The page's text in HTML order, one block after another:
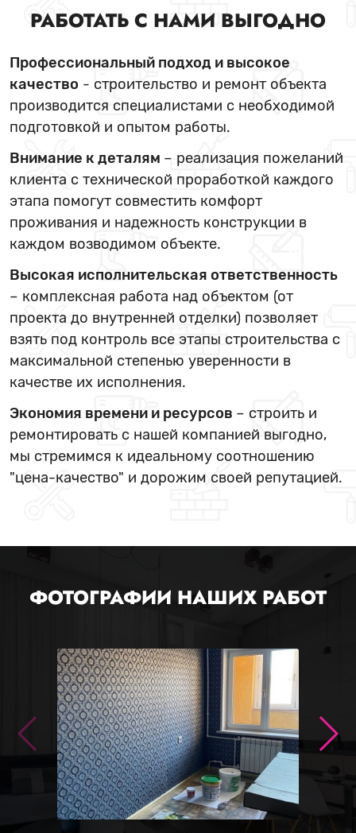
РАБОТАТЬ С НАМИ ВЫГОДНО
Профессиональный подход и высокое
качество - строительство и ремонт объекта
производится специалистами с необходимой
подготовкой и опытом работы.
Внимание к деталям – реализация пожеланий
клиента с технической проработкой каждого
этапа помогут совместить комфорт
проживания и надежность конструкции в
каждом возводимом объекте.
Высокая исполнительская ответственность
– комплексная работа над объектом (от
проекта до внутренней отделки) позволяет
взять под контроль все этапы строительства с
максимальной степенью уверенности в
качестве их исполнения.
Экономия времени и ресурсов – строить и
ремонтировать с нашей компанией выгодно,
мы стремимся к идеальному соотношению
"цена-качество" и дорожим своей репутацией.
ФОТОГРАФИИ НАШИХ РАБОТ